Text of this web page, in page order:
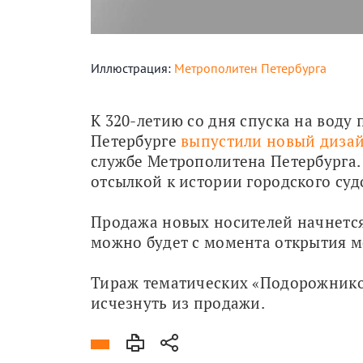
Иллюстрация: Метрополитен Петербурга
К 320-летию со дня спуска на воду
Петербурге выпустили новый
службе Метрополитена
отсылкой к истории городского
Продажа новых носителей
можно будет с момента открытия
Тираж тематических
исчезнуть из продажи.